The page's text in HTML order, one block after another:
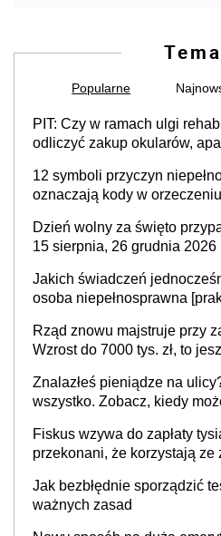
Popularne
PIT: Czy w ramach ulgi
odliczyć zakup okularów,
12 symboli przyczyn
oznaczają kody w
Dzień wolny za święto
15 sierpnia, 26 grudnia
i administracja publiczna),
Jakich świadczeń
osoba niepełnosprawna
Rząd znowu majstruje przy
Wzrost do 7000 tys. zł, to
Znalazłeś pieniądze na
wszystko. Zobacz, kiedy
Fiskus wzywa do zapłaty
przekonani, że korzystają
Jak bezbłędnie sporządzić
ważnych zasad